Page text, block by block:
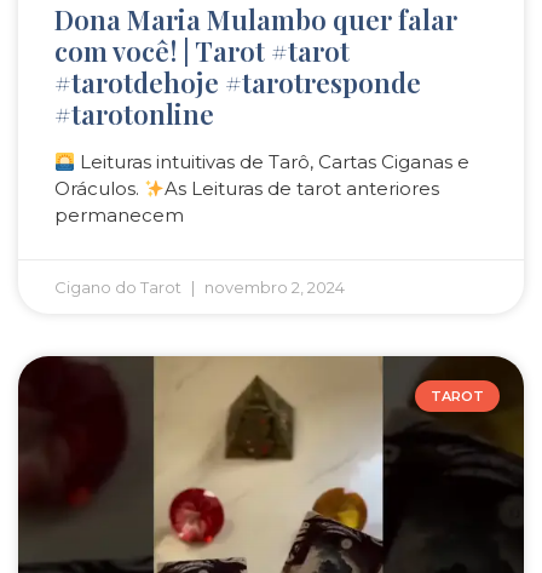
Dona Maria Mulambo quer falar
com você! | Tarot #tarot
#tarotdehoje #tarotresponde
#tarotonline
Leituras intuitivas de Tarô, Cartas Ciganas e
Oráculos.
As Leituras de tarot anteriores
permanecem
Cigano do Tarot novembro 2, 2024
TAROT